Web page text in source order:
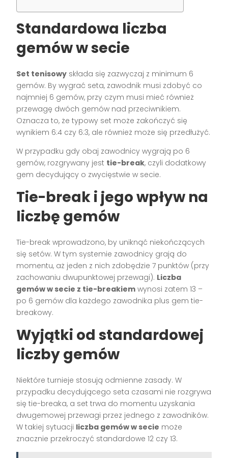
Standardowa liczba
gemów w secie
Set tenisowy składa się zazwyczaj z minimum 6
gemów. By wygrać seta, zawodnik musi zdobyć co
najmniej 6 gemów, przy czym musi mieć również
przewagę dwóch gemów nad przeciwnikiem.
Oznacza to, że typowy set może zakończyć się
wynikiem 6:4 czy 6:3, ale również może się przedłużyć.
W przypadku gdy obaj zawodnicy wygrają po 6
gemów, rozgrywany jest tie-break, czyli dodatkowy
gem decydujący o zwycięstwie w secie.
Tie-break i jego wpływ na
liczbę gemów
Tie-break wprowadzono, by uniknąć niekończących
się setów. W tym systemie zawodnicy grają do
momentu, aż jeden z nich zdobędzie 7 punktów (przy
zachowaniu dwupunktowej przewagi). Liczba
gemów w secie z tie-breakiem wynosi zatem 13 –
po 6 gemów dla każdego zawodnika plus gem tie-
breakowy.
Wyjątki od standardowej
liczby gemów
Niektóre turnieje stosują odmienne zasady. W
przypadku decydującego seta czasami nie rozgrywa
się tie-breaka, a set trwa do momentu uzyskania
dwugemowej przewagi przez jednego z zawodników.
W takiej sytuacji liczba gemów w secie może
znacznie przekroczyć standardowe 12 czy 13.